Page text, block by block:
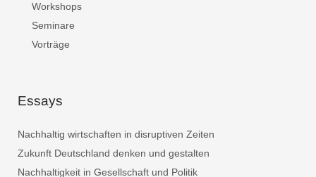
Workshops
Seminare
Vorträge
Essays
Nachhaltig wirtschaften in disruptiven Zeiten
Zukunft Deutschland denken und gestalten
Nachhaltigkeit in Gesellschaft und Politik